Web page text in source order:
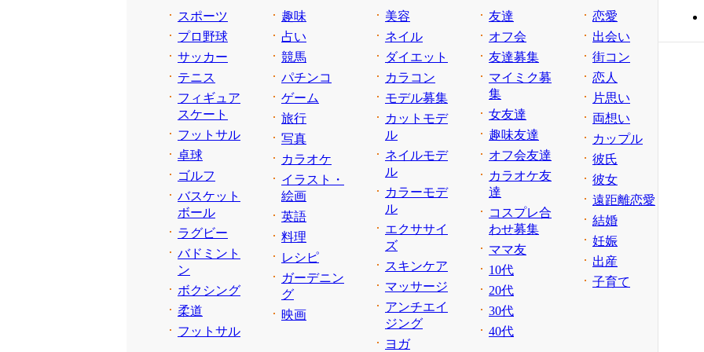
スポーツ
プロ野球
サッカー
テニス
フィギュア
スケート
フットサル
卓球
ゴルフ
バスケット
ボール
ラグビー
バドミント
ン
ボクシング
柔道
フットサル
趣味
占い
競馬
パチンコ
ゲーム
旅行
写真
カラオケ
イラスト・
絵画
英語
料理
レシピ
ガーデニン
グ
映画
美容
ネイル
ダイエット
カラコン
モデル募集
カットモデ
ル
ネイルモデ
ル
カラーモデ
ル
エクササイ
ズ
スキンケア
マッサージ
アンチエイ
ジング
ヨガ
友達
オフ会
友達募集
マイミク募
集
女友達
趣味友達
オフ会友達
カラオケ友
達
コスプレ合
わせ募集
ママ友
10代
20代
30代
40代
恋愛
出会い
街コン
恋人
片思い
両想い
カップル
彼氏
彼女
遠距離恋愛
結婚
妊娠
出産
子育て